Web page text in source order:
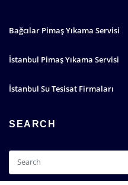
Bağcılar Pimaş Yıkama Servisi
İstanbul Pimaş Yıkama Servisi
İstanbul Su Tesisat Firmaları
SEARCH